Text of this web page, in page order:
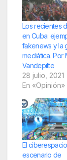
Los recientes
en Cuba:
fakenews y la
mediática. Por
Vandepitte
28 julio, 2021
En «Opinión»
El
escenario de